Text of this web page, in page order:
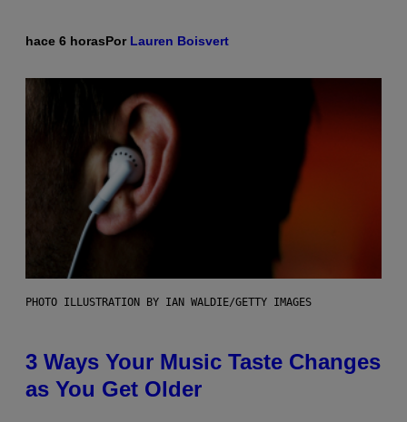
hace 6 horasPor Lauren Boisvert
PHOTO ILLUSTRATION BY IAN WALDIE/GETTY IMAGES
3 Ways Your Music Taste Changes
as You Get Older